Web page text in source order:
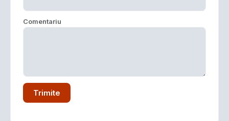
Comentariu
Trimite